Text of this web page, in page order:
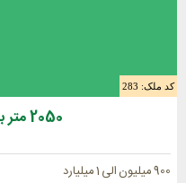
کد ملک: 283
2050 متر باغ ویلا در شهریار
900 میلیون الی 1 میلیارد